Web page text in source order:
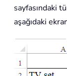
sayfasındaki
aşağıdaki